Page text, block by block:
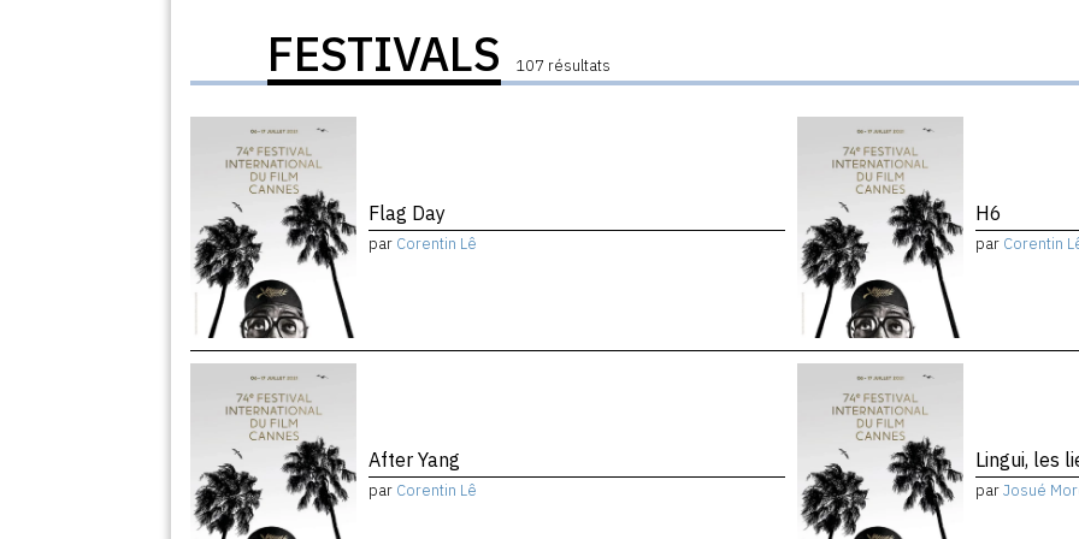
FESTIVALS 107 résultats
Flag Day
par Corentin Lê
H6
par Corentin
After Yang
par Corentin Lê
Lingui, les
parJosué